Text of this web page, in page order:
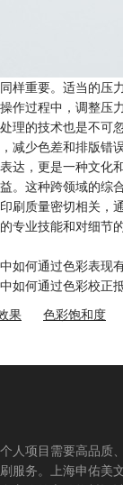
样重要。适当的压
作过程中，调整压
理的技术也是不可
减少色差和排版错
达，更是一种文化
。这种跨领域的综
刷质量密切相关，
专业技能和对细节
如何通过色彩表现
如何通过色彩校正
果 色彩饱和度
人项目需要高品质
服务。上海申佑美